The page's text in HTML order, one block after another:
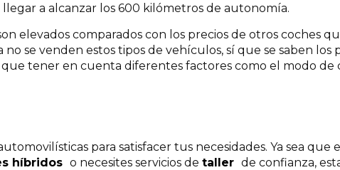
a alcanzar los 600 kilómetros de autonomía.
elevados comparados con los precios de otros coches
se venden estos tipos de vehículos, sí que se saben los
tener en cuenta diferentes factores como el modo de
para satisfacer tus necesidades. Ya sea que
híbridos o necesites servicios de taller de confianza,